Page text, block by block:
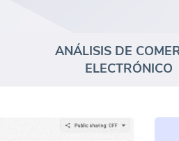
ANÁLISIS DE
ELECTRÓNICO